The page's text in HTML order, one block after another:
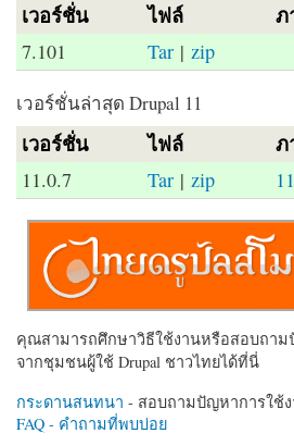
เวอร์ชั่น ไฟล์ ภ
7.101 Tar |zip
เวอร์ชั่นล่าสุด Drupal 11
เวอร์ชั่น ไฟล์ ภ
11.0.7 Tar | zip
คุณสามารถศึกษาวิธีใช้งานหรือสอบถาม
จากชุมชนผู้ใช้ Drupal ชาวไทยได้ที่นี่
กระดานสนทนา - สอบถามปัญหาการใช้ง
FAQ - คำถามที่พบบ่อย